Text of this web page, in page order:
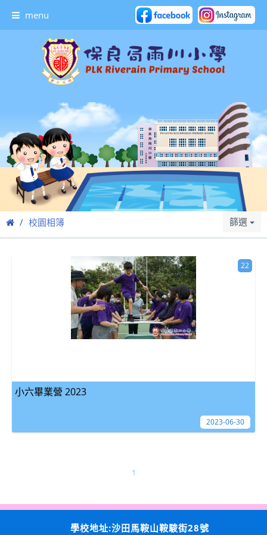
menu
校園相簿 篩選
小六畢業營 2023
22
2023-06-30
1
學校地址:沙田馬鞍山鞍駿街28號